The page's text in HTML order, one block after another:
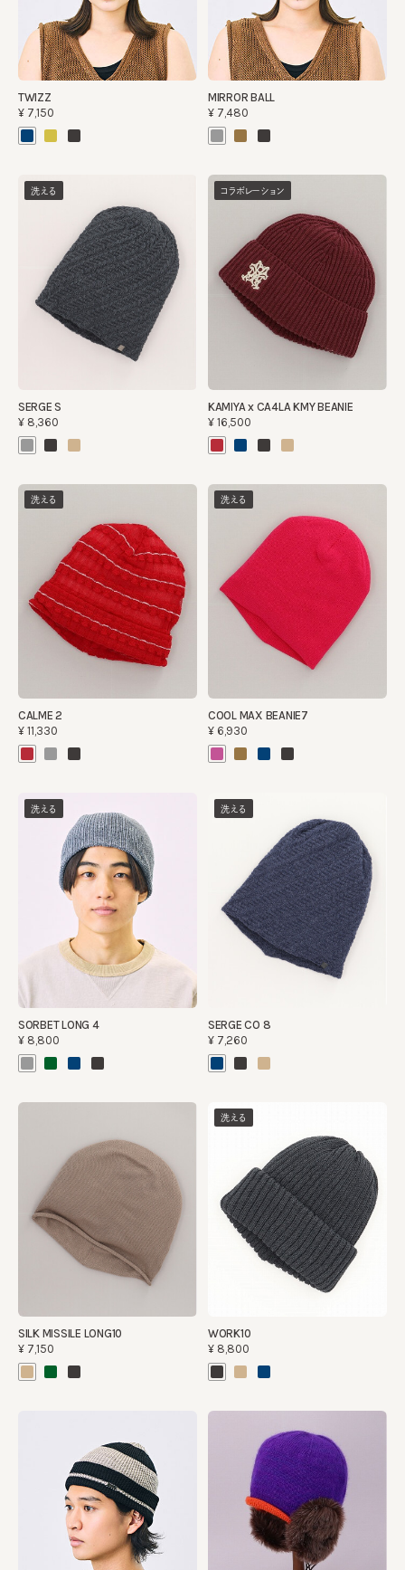
TWIZZ
¥7,150
MIRROR BALL
¥7,480
洗える
SERGE S
¥8,360
コラボレーション
KAMIYA x CA4LA KMY BEANIE
¥16,500
洗える
CALME 2
¥11,330
洗える
COOL MAX BEANIE7
¥6,930
洗える
SORBET LONG 4
¥8,800
洗える
SERGE CO 8
¥7,260
SILK MISSILE LONG10
¥7,150
洗える
WORK10
¥8,800